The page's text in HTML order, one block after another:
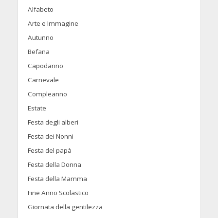
Alfabeto
Arte e Immagine
Autunno
Befana
Capodanno
Carnevale
Compleanno
Estate
Festa degli alberi
Festa dei Nonni
Festa del papà
Festa della Donna
Festa della Mamma
Fine Anno Scolastico
Giornata della gentilezza